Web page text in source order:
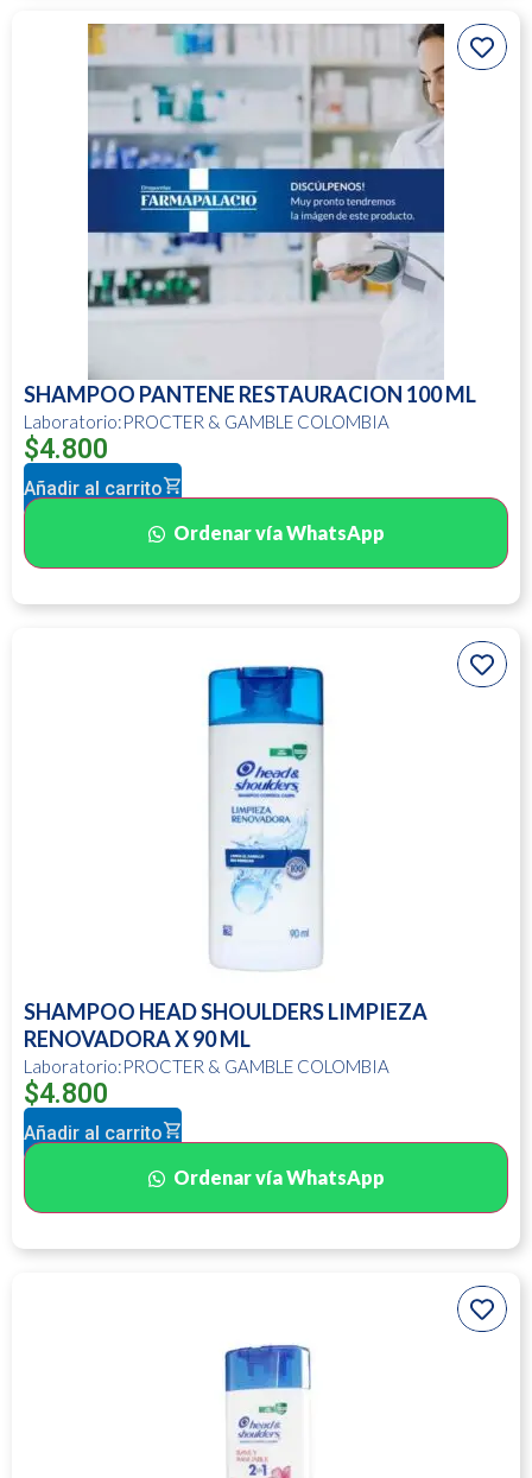
SHAMPOO PANTENE RESTAURACION 100 ML
Laboratorio:PROCTER & GAMBLE COLOMBIA
$4.800
Añadir al carrito
Ordenar vía WhatsApp
SHAMPOO HEAD SHOULDERS LIMPIEZA
RENOVADORA X 90 ML
Laboratorio:PROCTER & GAMBLE COLOMBIA
$4.800
Añadir al carrito
Ordenar vía WhatsApp